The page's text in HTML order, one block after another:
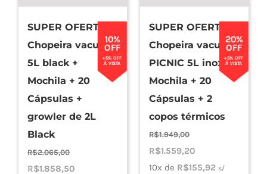
10%
OFF
+5% OFF
À VISTA
SUPER OFERTA –
Chopeira vacuum
5L black +
Mochila + 20
Cápsulas +
growler de 2L
Black
R$2.065,00
O
R$1.858,50O
20%
OFF
+5% OFF
À VISTA
SUPER OFERTA –
Chopeira vacuum
PICNIC 5L inox +
Mochila + 20
Cápsulas + 2
copos térmicos
R$1.949,00
O
preço
R$1.559,20O
preço
10x de R$155,92 s/